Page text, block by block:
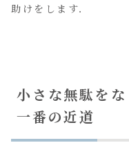
助けをします．
小さな無駄を
一番の近道